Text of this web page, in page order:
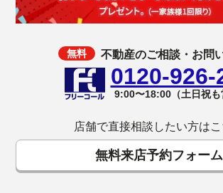
不動産のご相談・お問
0120-926-
9:00〜18:00（土日祝も
店舗で直接相談したい方はこ
無料来店予約フォーム